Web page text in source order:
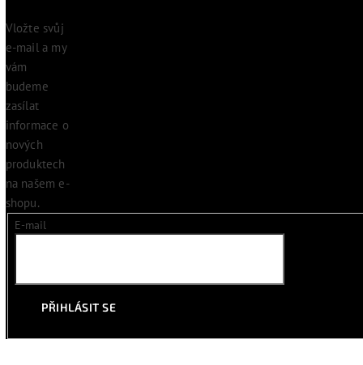
Vložte svůj
e-mail a my
vám
budeme
zasílat
informace o
nových
produktech
na našem e-
shopu.
E-mail
PŘIHLÁSIT SE